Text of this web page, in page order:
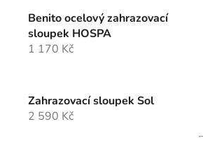
Benito ocelový zahrazovací
sloupek HOSPA
1 170 Kč
Zahrazovací sloupek Sol
2 590 Kč